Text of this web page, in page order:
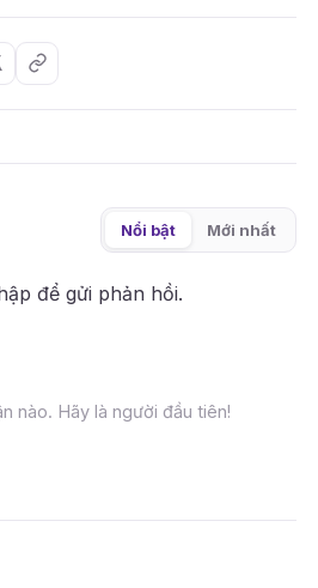
Nổi bật Mới nhất
để gửi phản hồi.
nào. Hãy là người đầu tiên!